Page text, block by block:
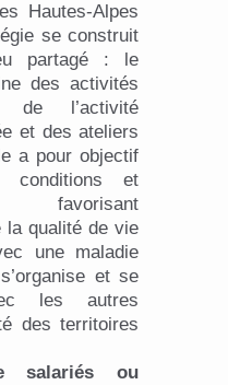
Hautes-Alpes
se construit
partagé : le
des activités
de l’activité
et des ateliers
a pour objectif
et
favorisant
la qualité de vie
une maladie
et se
les autres
des territoires
salariés ou